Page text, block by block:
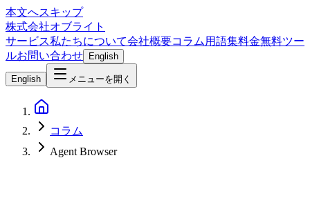
本文へスキップ
株式会社オブライト
サービス私たちについて会社概要コラム 用語集料金無料ツー
ルお問い合わせ English
English メニューを開く
コラム
Agent Browser